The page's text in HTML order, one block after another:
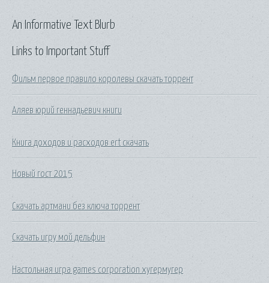
Links to Important Stuff
Фильм первое правило королевы скачать торрент
Аляев юрий геннадьевич книги
Книга доходов и расходов ert скачать
Новый гост 2015
Скачать артмани без ключа торрент
Скачать игру мой дельфин
Настольная игра games corporation хугермугер
An Informative Text Blurb